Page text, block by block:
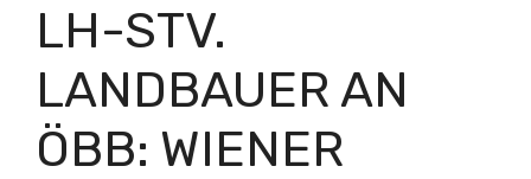
LH-STV.
LANDBAUER AN
ÖBB: WIENER